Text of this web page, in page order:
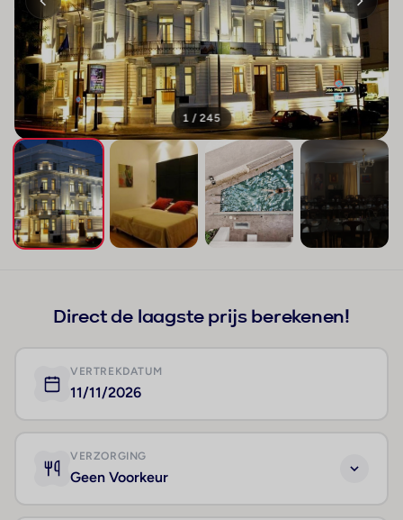
1 / 245
Direct de laagste prijs berekenen!
VERTREKDATUM
11/11/2026
VERZORGING
Geen Voorkeur